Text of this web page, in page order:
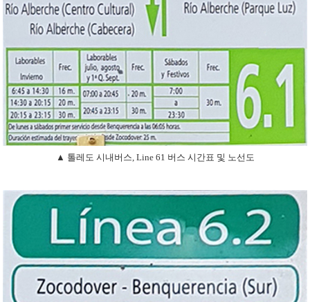
▲ 톨레도 시내버스, Line 61 버스 시간표 및 노선도